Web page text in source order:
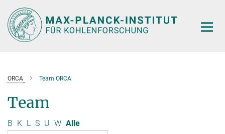
Hauptinhalt
ORCA Team ORCA
Team
B K L S U W Alle